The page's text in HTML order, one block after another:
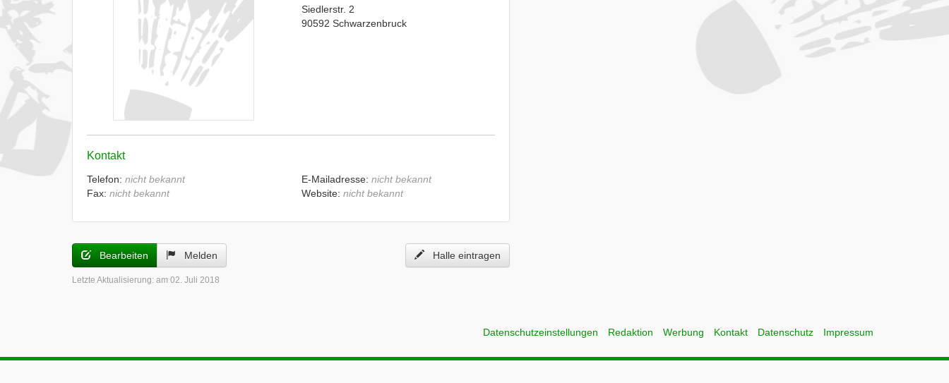
Siedlerstr. 2
90592 Schwarzenbruck
Kontakt
Telefon: nicht bekannt
Fax: nicht bekannt
E-Mailadresse: nicht bekannt
Website: nicht bekannt
Bearbeiten Melden Halle eintragen
Letzte Aktualisierung: am 02. Juli 2018
Datenschutzeinstellungen Redaktion Werbung Kontakt Datenschutz Impressum